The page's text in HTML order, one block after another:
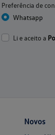
Preferência de
Whatsapp
Li e aceito a
Novos